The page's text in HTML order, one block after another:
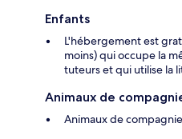
Enfants
L'hébergement est
moins) qui occupe la
tuteurs et qui utilise la
Animaux de
Animaux de